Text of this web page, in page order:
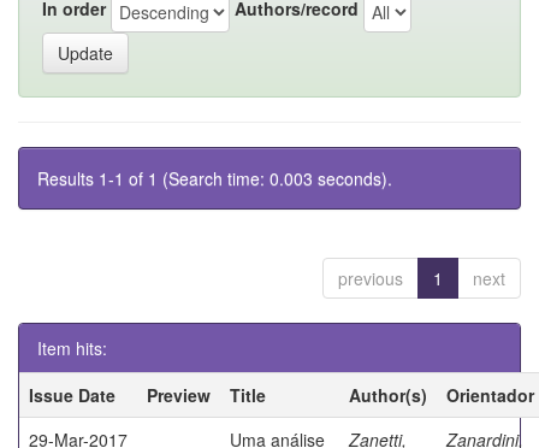
In order Authors/record
Results 1-1 of 1 (Search time: 0.003 seconds).
previous 1 next
Item hits:
Issue Date
Preview Title Author(s)
Orientador
29-Mar-2017
Uma análise
Zanetti,
Zanardini,